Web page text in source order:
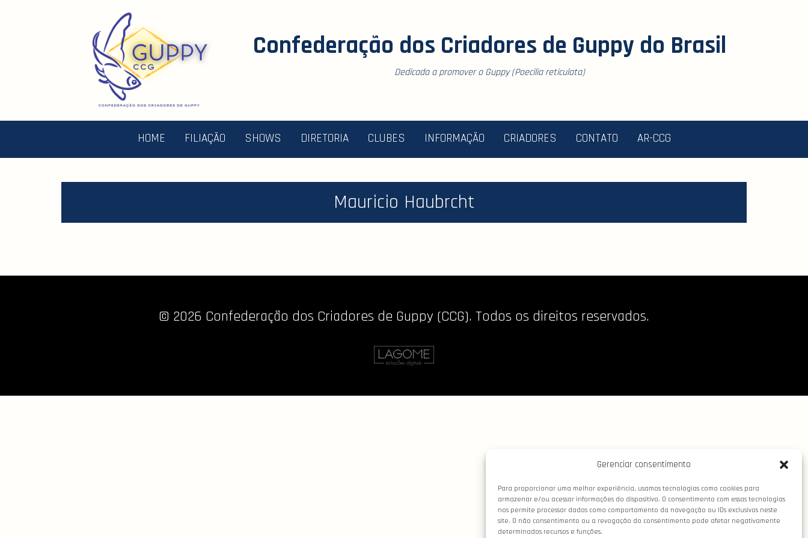
Gerenciar consentimento
Para proporcionar uma melhor experiência, usamos tecnologias como cookies para
armazenar e/ou acessar informações do dispositivo. O consentimento com essas tecnologias
nos permite processar dados como comportamento da navegação ou IDs exclusivos neste
site. O não consentimento ou a revogação do consentimento pode afetar negativamente
determinados recursos e funções.
Confederação dos Criadores de Guppy do Brasil
Dedicada a promover o Guppy (Poecilia reticulata)
HOME FILIAÇÃO SHOWS DIRETORIA CLUBES INFORMAÇÃO CRIADORES CONTATO AR-CCG
Mauricio Haubrcht
© 2026 Confederação dos Criadores de Guppy (CCG). Todos os direitos reservados.